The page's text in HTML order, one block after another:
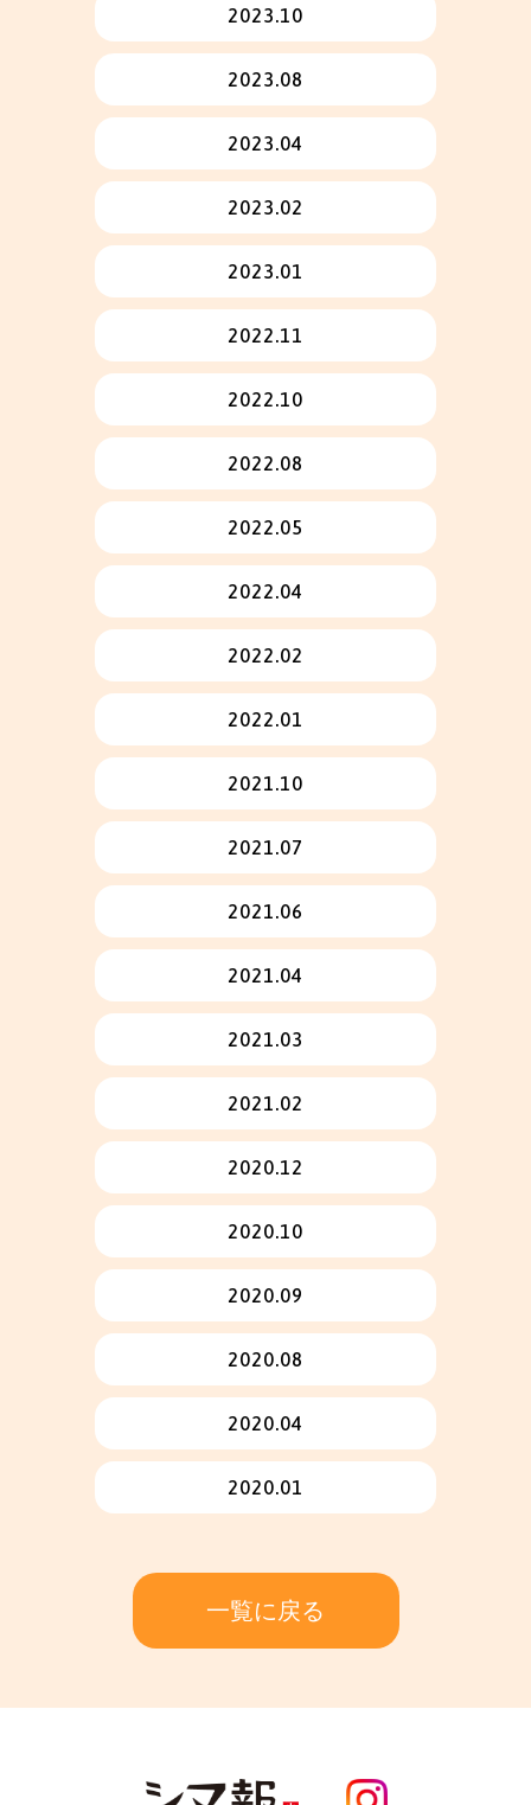
2023.10
2023.08
2023.04
2023.02
2023.01
2022.11
2022.10
2022.08
2022.05
2022.04
2022.02
2022.01
2021.10
2021.07
2021.06
2021.04
2021.03
2021.02
2020.12
2020.10
2020.09
2020.08
2020.04
2020.01
一覧に戻る